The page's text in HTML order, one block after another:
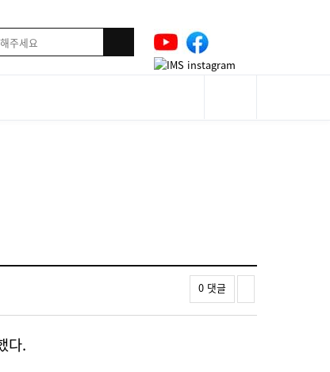
0 댓글
다.